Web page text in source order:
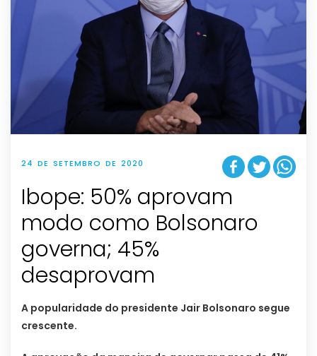
24 DE SETEMBRO DE 2020
Ibope: 50% aprovam
modo como Bolsonaro
governa; 45%
desaprovam
A popularidade do presidente Jair Bolsonaro segue
crescente.